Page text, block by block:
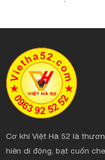
Cơ khí Việt Hà 52 là
hiên di động, bạt cuốn